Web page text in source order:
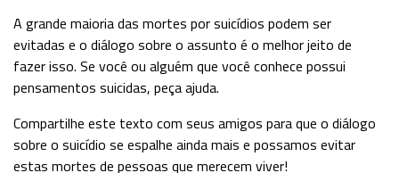
A grande maioria das mortes por suicídios podem ser
evitadas e o diálogo sobre o assunto é o melhor jeito de
fazer isso. Se você ou alguém que você conhece possui
pensamentos suicidas, peça ajuda.
Compartilhe este texto com seus amigos para que o diálogo
sobre o suicídio se espalhe ainda mais e possamos evitar
estas mortes de pessoas que merecem viver!